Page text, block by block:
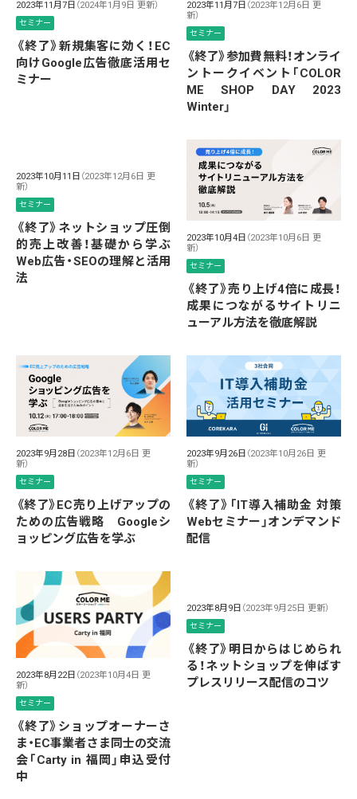
2023年11月7日 （2024年1月9日 更新）
セミナー
《終了》新規集客に効く！EC
向けGoogle広告徹底活用セ
ミナー
2023年11月7日 （2023年12月6日 更
新）
セミナー
《終了》参加費無料！オンライ
ントークイベント「COLOR
ME SHOP DAY 2023
Winter」
2023年10月11日 （2023年12月6日 更
新）
セミナー
《終了》ネットショップ圧倒
的売上改善！基礎から学ぶ
Web広告・SEOの理解と活用
法
2023年10月4日 （2023年10月6日 更
新）
セミナー
《終了》売り上げ4倍に成長！
成果につながるサイトリニ
ューアル方法を徹底解説
2023年9月28日 （2023年12月6日 更
新）
セミナー
《終了》EC売り上げアップの
ための広告戦略 Googleシ
ョッピング広告を学ぶ
2023年9月26日 （2023年10月26日 更
新）
セミナー
《終了》「IT導入補助金 対策
Webセミナー」オンデマンド
配信
2023年8月22日 （2023年10月4日 更
新）
セミナー
《終了》ショップオーナーさ
ま・EC事業者さま同士の交流
会「Carty in 福岡」申込受付
中
2023年8月9日 （2023年9月25日 更新）
セミナー
《終了》明日からはじめられ
る！ネットショップを伸ばす
プレスリリース配信のコツ